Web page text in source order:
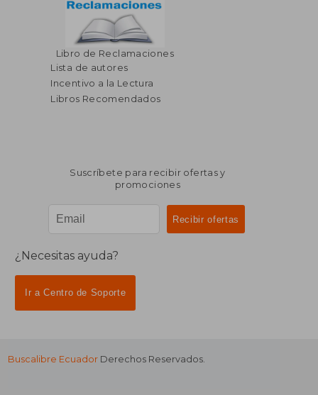
Libro de Reclamaciones
Lista de autores
Incentivo a la Lectura
Libros Recomendados
Suscríbete para recibir ofertas y
promociones
¿Necesitas ayuda?
Ir a Centro de Soporte
Buscalibre Ecuador Derechos Reservados.